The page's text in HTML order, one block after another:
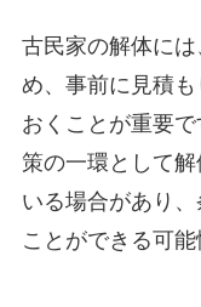
古民家の解体に
め、事前に見積
おくことが重要
策の一環として
いる場合があり
ことができる可能